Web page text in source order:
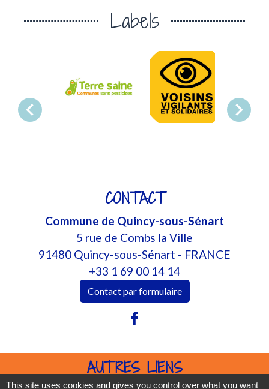
Labels
chevron_left chevron_right
CONTACT
Commune de Quincy-sous-Sénart
5 rue de Combs la Ville
91480 Quincy-sous-Sénart - FRANCE
+33 1 69 00 14 14
Contact par formulaire
AUTRES LIENS
This site uses cookies and gives you control over what you want